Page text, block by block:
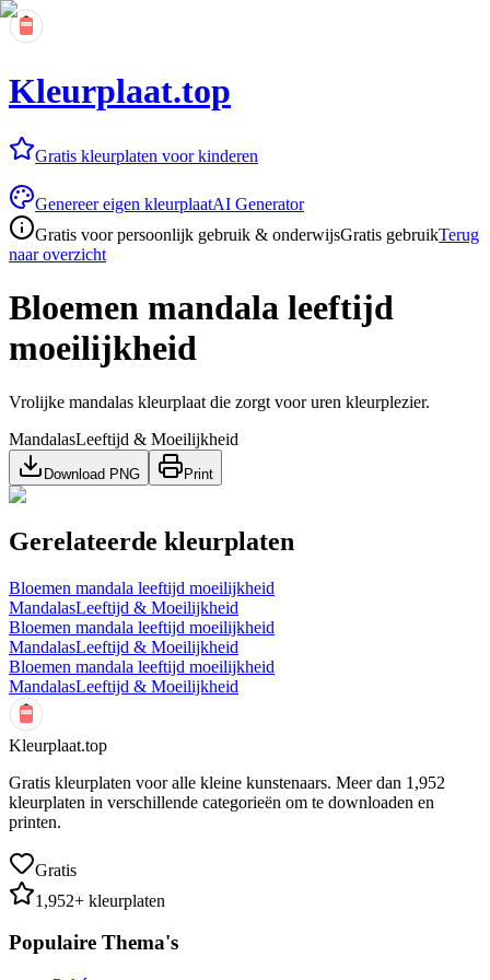
Kleurplaat.top
Gratis kleurplaten voor kinderen
Genereer eigen kleurplaatAI Generator
Gratis voor persoonlijk gebruik & onderwijsGratis gebruikTerug
naar overzicht
Bloemen mandala leeftijd
moeilijkheid
Vrolijke mandalas kleurplaat die zorgt voor uren kleurplezier.
MandalasLeeftijd & Moeilijkheid
Download PNG Print
Gerelateerde kleurplaten
Bloemen mandala leeftijd moeilijkheid
MandalasLeeftijd & Moeilijkheid
Bloemen mandala leeftijd moeilijkheid
MandalasLeeftijd & Moeilijkheid
Bloemen mandala leeftijd moeilijkheid
MandalasLeeftijd & Moeilijkheid
Kleurplaat.top
Gratis kleurplaten voor alle kleine kunstenaars. Meer dan 1,952
kleurplaten in verschillende categorieën om te downloaden en
printen.
Gratis
1,952+ kleurplaten
Populaire Thema's